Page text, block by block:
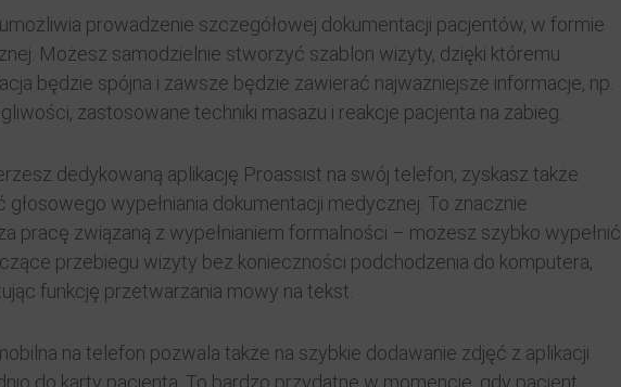
prowadzenie szczegółowej dokumentacji pacjentów, w formie
Możesz samodzielnie stworzyć szablon wizyty, dzięki któremu
będzie spójna i zawsze będzie zawierać najważniejsze informacje, np.
zastosowane techniki masażu i reakcje pacjenta na zabieg.
dedykowaną aplikację Proassist na swój telefon, zyskasz także
głosowego wypełniania dokumentacji medycznej. To znacznie
pracę związaną z wypełnianiem formalności – możesz szybko wypełnić
przebiegu wizyty bez konieczności podchodzenia do komputera,
funkcję przetwarzania mowy na tekst.
na telefon pozwala także na szybkie dodawanie zdjęć z aplikacji
do karty pacjenta. To bardzo przydatne w momencie, gdy pacjent